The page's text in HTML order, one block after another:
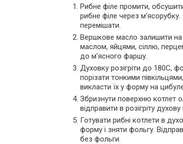
Рибне філе промити,
рибне філе через м'ясорубку.
перемішати.
Вершкове масло залишити на
маслом, яйцями, сіллю,
до м'ясного фаршу.
Духовку розігріти до 180С,
порізати тонкими
викласти їх у форму на
Збризнути поверхню котлет
відправити в розігріту
Готувати рибні котлети в
форму і зняти фольгу.
без фольги.